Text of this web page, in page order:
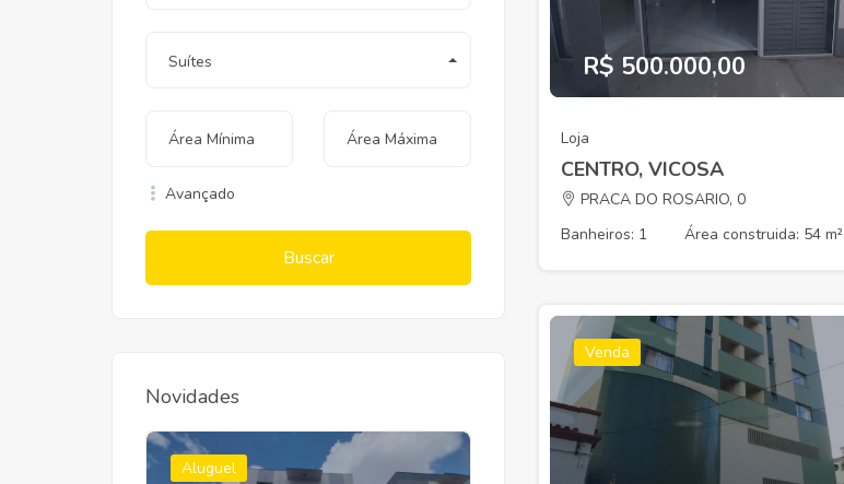
Suítes
Avançado
Buscar
Novidades
Aluguel Aluguel
R$ 500.000,00
Loja
CENTRO, VICOSA
PRACA DO ROSARIO, 0
Banheiros: 1
Área construida: 54 m²
Venda